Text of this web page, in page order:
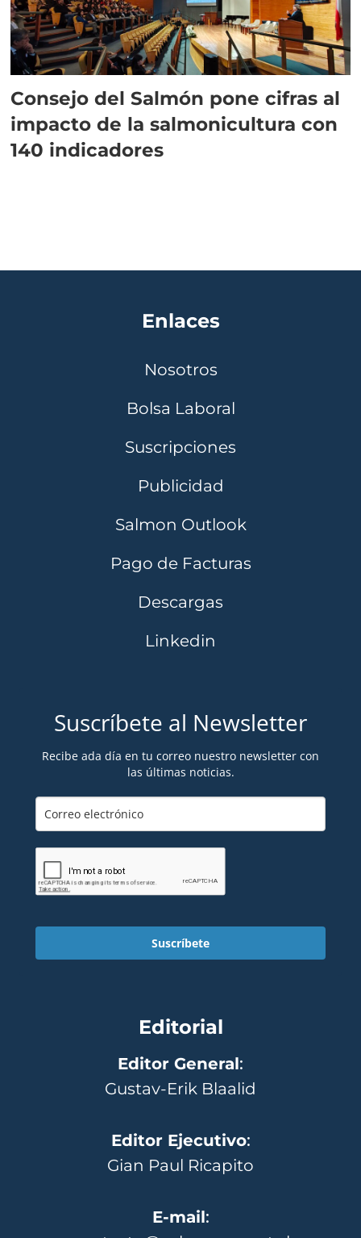
Consejo del Salmón pone cifras al
impacto de la salmonicultura con
140 indicadores
Enlaces
Nosotros
Bolsa Laboral
Suscripciones
Publicidad
Salmon Outlook
Pago de Facturas
Descargas
Linkedin
Suscríbete al Newsletter
Recibe ada día en tu correo nuestro newsletter con
las últimas noticias.
Suscríbete
Editorial
Editor General:
Gustav-Erik Blaalid
Editor Ejecutivo:
Gian Paul Ricapito
E-mail: